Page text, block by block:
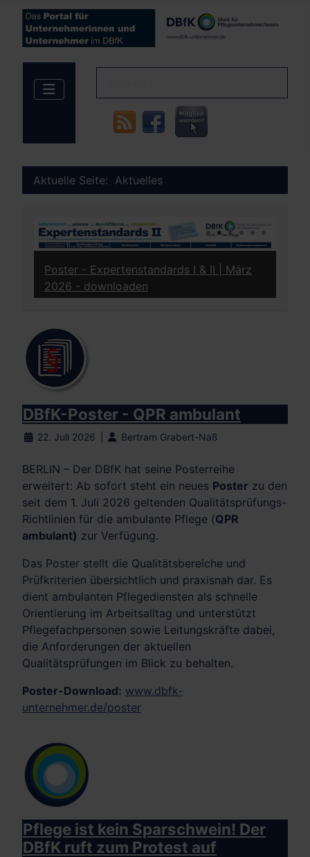
Aktuelle Seite: Aktuelles
II | März
Poster / Infoblatt - Leistungen der
Pflegeversicherung | ab 01. Januar 2026
downloaden
DBfK-Poster - QPR ambulant
22. Juli 2026 Bertram Grabert-Naß
BERLIN – Der DBfK hat seine Posterreihe
erweitert: Ab sofort steht ein neues Poster zu den
seit dem 1. Juli 2026 geltenden Qualitätsprüfungs-
Richtlinien für die ambulante Pflege (QPR
ambulant) zur Verfügung.
Das Poster stellt die Qualitätsbereiche und
Prüfkriterien übersichtlich und praxisnah dar. Es
dient ambulanten Pflegediensten als schnelle
Orientierung im Arbeitsalltag und unterstützt
Pflegefachpersonen sowie Leitungskräfte dabei,
die Anforderungen der aktuellen
Qualitätsprüfungen im Blick zu behalten.
Poster-Download: www.dbfk-
unternehmer.de/poster
Pflege ist kein Sparschwein! Der
DBfK ruft zum Protest auf